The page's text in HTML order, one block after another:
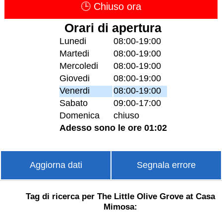
🕒 Chiuso ora
Orari di apertura
Lunedi
08:00-19:00
Martedi
08:00-19:00
Mercoledi
08:00-19:00
Giovedi
08:00-19:00
Venerdi
08:00-19:00
Sabato
09:00-17:00
Domenica
chiuso
Adesso sono le ore 01:02
Aggiorna dati Segnala errore
Tag di ricerca per The Little Olive Grove at Casa
Mimosa: